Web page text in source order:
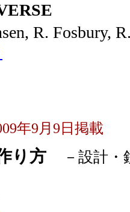
R. Fosbury,
年9月9日掲載
り方
－設計